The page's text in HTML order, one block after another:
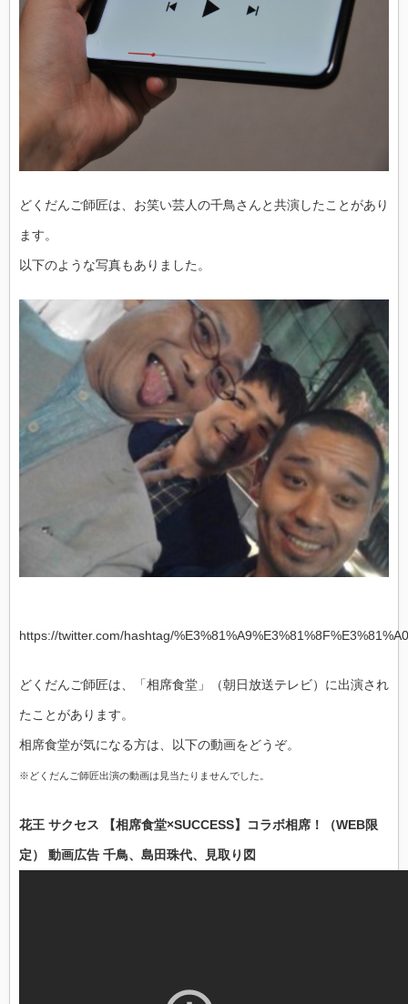
どくだんご師匠は、お笑い芸人の千鳥さんと共演したことがあり
ます。
以下のような写真もありました。
https://twitter.com/hashtag/
どくだんご師匠は、「相席食堂」（朝日放送テレビ）に出演され
たことがあります。
相席食堂が気になる方は、以下の動画をどうぞ。
※どくだんご師匠出演の動画は見当たりませんでした。
花王 サクセス 【相席食堂×SUCCESS】コラボ相席！（WEB限
定） 動画広告 千鳥、島田珠代、見取り図